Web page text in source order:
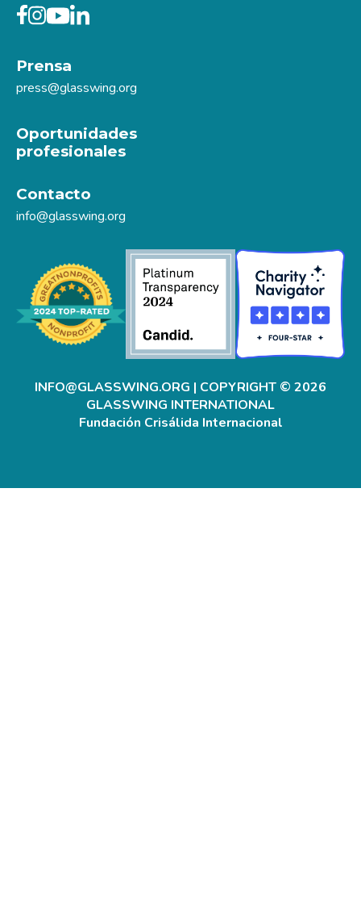
Prensa
press@glasswing.org
Oportunidades
profesionales
Contacto
info@glasswing.org
INFO@GLASSWING.ORG | COPYRIGHT © 2026
GLASSWING INTERNATIONAL
Fundación Crisálida Internacional